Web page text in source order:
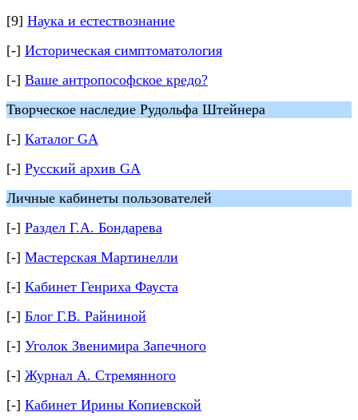
[9] Наука и естествознание
[-] Историческая симптоматология
[-] Ваше антропософское кредо?
Творческое наследие Рудольфа Штейнера
[-] Каталог GA
[-] Русский архив GA
Личные кабинеты пользователей
[-] Раздел Г.А. Бондарева
[-] Мастерская Мартинелли
[-] Кабинет Генриха Фауста
[-] Блог Г.В. Райниной
[-] Уголок Звенимира Запечного
[-] Журнал А. Стремянного
[-] Кабинет Ирины Копиевской